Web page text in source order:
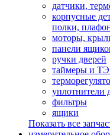
датчики,
корпусные
полки,
моторы,
панели
ручки дверей
таймеры и
уплотнители
фильтры
ящики
Показать все